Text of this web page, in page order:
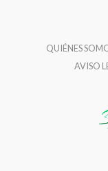
QUIÉNES
AVISO